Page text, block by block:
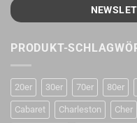
PRODUKT-
20er 30er 70er 80er
Cabaret Charleston Cher